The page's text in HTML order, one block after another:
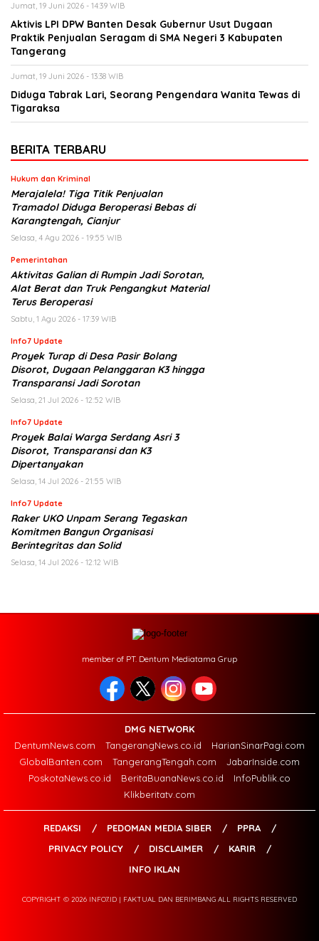
Jumat, 19 Juni 2026 - 14:39 WIB
Aktivis LPI DPW Banten Desak Gubernur Usut Dugaan
Praktik Penjualan Seragam di SMA Negeri 3 Kabupaten
Tangerang
Jumat, 19 Juni 2026 - 13:38 WIB
Diduga Tabrak Lari, Seorang Pengendara Wanita Tewas di
Tigaraksa
BERITA TERBARU
Hukum dan Kriminal
Merajalela! Tiga Titik Penjualan
Tramadol Diduga Beroperasi Bebas di
Karangtengah, Cianjur
Selasa, 4 Agu 2026 - 19:55 WIB
Pemerintahan
Aktivitas Galian di Rumpin Jadi Sorotan,
Alat Berat dan Truk Pengangkut Material
Terus Beroperasi
Sabtu, 1 Agu 2026 - 17:39 WIB
Info7 Update
Proyek Turap di Desa Pasir Bolang
Disorot, Dugaan Pelanggaran K3 hingga
Transparansi Jadi Sorotan
Selasa, 21 Jul 2026 - 12:52 WIB
Info7 Update
Proyek Balai Warga Serdang Asri 3
Disorot, Transparansi dan K3
Dipertanyakan
Selasa, 14 Jul 2026 - 21:55 WIB
Info7 Update
Raker UKO Unpam Serang Tegaskan
Komitmen Bangun Organisasi
Berintegritas dan Solid
Selasa, 14 Jul 2026 - 12:12 WIB
member of PT. Dentum Mediatama Grup
DMG NETWORK
DentumNews.com
TangerangNews.co.id
HarianSinarPagi.com
GlobalBanten.com
TangerangTengah.com
JabarInside.com
PoskotaNews.co.id
BeritaBuanaNews.co.id
InfoPublik.co
Klikberitatv.com
REDAKSI PEDOMAN MEDIA SIBER
PPRA
PRIVACY POLICY
DISCLAIMER
KARIR
INFO IKLAN
COPYRIGHT © 2026 INFO7.ID | FAKTUAL DAN BERIMBANG ALL RIGHTS RESERVED